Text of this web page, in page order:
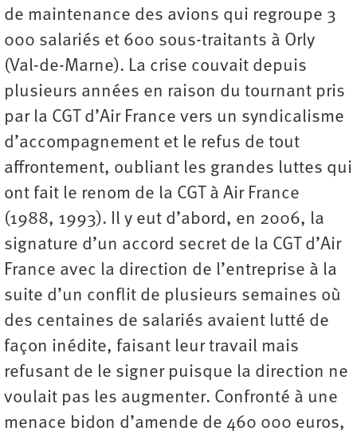
de maintenance des avions qui regroupe 3
000 salariés et 600 sous-traitants à Orly
(Val-de-Marne). La crise couvait depuis
plusieurs années en raison du tournant pris
par la CGT d’Air France vers un syndicalisme
d’accompagnement et le refus de tout
affrontement, oubliant les grandes luttes qui
ont fait le renom de la CGT à Air France
(1988, 1993). Il y eut d’abord, en 2006, la
signature d’un accord secret de la CGT d’Air
France avec la direction de l’entreprise à la
suite d’un conflit de plusieurs semaines où
des centaines de salariés avaient lutté de
façon inédite, faisant leur travail mais
refusant de le signer puisque la direction ne
voulait pas les augmenter. Confronté à une
menace bidon d’amende de 460 000 euros,